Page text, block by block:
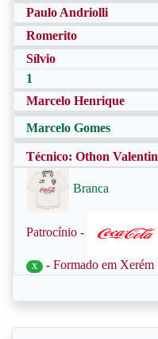
Paulo Andriolli
Romerito
Sílvio
1
Marcelo Henrique
Marcelo Gomes
Técnico: Othon Valentin
Branca
Patrocínio -
X - Formado em Xerém